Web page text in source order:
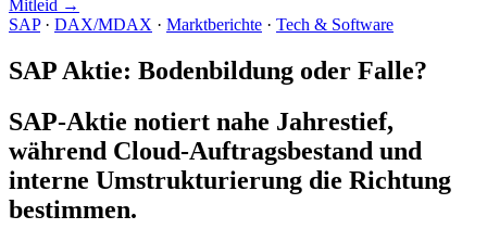
Mitleid →
SAP · DAX/MDAX · Marktberichte · Tech & Software
SAP Aktie: Bodenbildung oder Falle?
SAP-Aktie notiert nahe Jahrestief,
während Cloud-Auftragsbestand und
interne Umstrukturierung die Richtung
bestimmen.